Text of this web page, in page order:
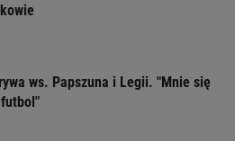
ws. Papszuna i Legii. "Mnie się